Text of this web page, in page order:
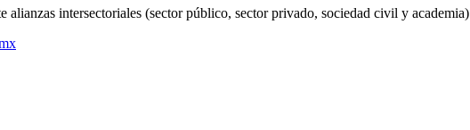
intersectoriales (sector público, sector privado, sociedad civil y academia)